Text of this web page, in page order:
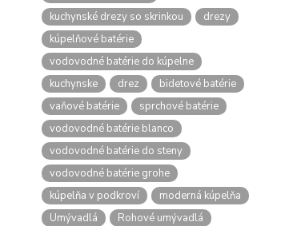
kuchynské drezy so skrinkou
drezy
kúpelňové batérie
vodovodné batérie do kúpelne
kuchynske
drez
bidetové batérie
vaňové batérie
sprchové batérie
vodovodné batérie blanco
vodovodné batérie do steny
vodovodné batérie grohe
kúpelňa v podkroví
moderná kúpelňa
Umývadlá
Rohové umývadlá